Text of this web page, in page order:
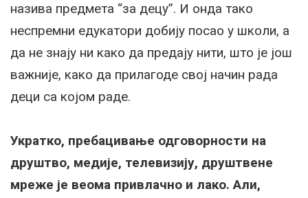
назива предмета “за децу”. И онда тако
неспремни едукатори добију посао у школи, а
да не знају ни како да предају нити, што је још
важније, како да прилагоде свој начин рада
деци са којом раде.
Укратко, пребацивање одговорности на
друштво, медије, телевизију, друштвене
мреже је веома привлачно и лако. Али,